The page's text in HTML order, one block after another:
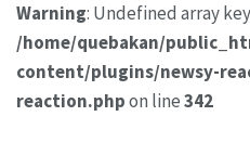
Warning: Undefined array
/home/quebakan/
content/plugins/newsy-
reaction.phpon line342